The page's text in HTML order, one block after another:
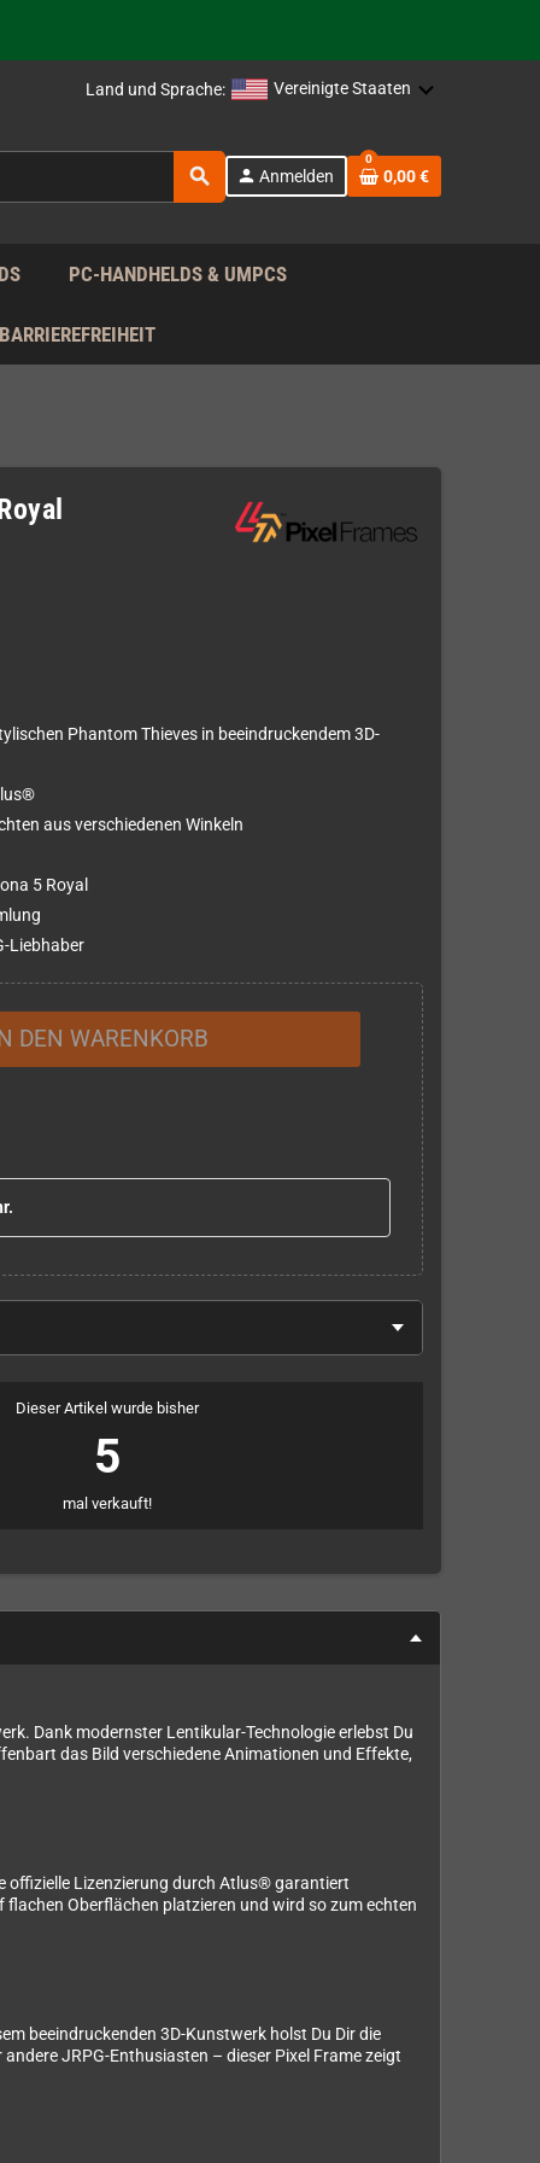
Land und Sprache: Vereinigte Staaten
search person Anmelden
0
0,00 €
PC-HANDHELDS & UMPCS
Phantom Thieves in beeindruckendem 3D-
aus verschiedenen Winkeln
5 Royal
Liebhaber
DEN WARENKORB
Dieser Artikel wurde bisher
5
mal verkauft!
Dank modernster Lentikular-Technologie erlebst Du
das Bild verschiedene Animationen und Effekte,
offizielle Lizenzierung durch Atlus® garantiert
Oberflächen platzieren und wird so zum echten
beeindruckenden 3D-Kunstwerk holst Du Dir die
JRPG-Enthusiasten – dieser Pixel Frame zeigt